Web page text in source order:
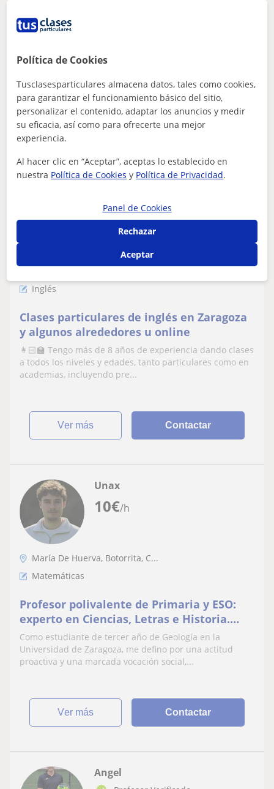
ofrece clases para cualquier rango de
clases dinámicas y eminentemente prácticas
ver más
★ 5,0 (3 valoraciones)
Inglés
Clases particulares de inglés en Zaragoza
y algunos alrededores u online
👩🏻‍🏫 Tengo más de 8 años de experiencia dando clases
a todos los niveles y edades, tanto particulares como en
academias, incluyendo pre...
ver más Contactar
10€/h
Unax
María De Huerva, Botorrita, C...
Matemáticas
Profesor polivalente de Primaria y ESO:
experto en Ciencias, Letras e Historia.
Metodología adaptable para asegurar el
éxito
Como estudiante de tercer año de Geología en la
Universidad de Zaragoza, me defino por una actitud
proactiva y una marcada vocación social,...
ver más Contactar
Angel
Política de Cookies
Tusclasesparticulares almacena datos, tales como cookies,
para garantizar el funcionamiento básico del sitio,
personalizar el contenido, adaptar los anuncios y medir
su eficacia, así como para ofrecerte una mejor
experiencia.
Al hacer clic en “Aceptar”, aceptas lo establecido en
nuestra Política de Cookies y Política de Privacidad.
Panel de Cookies
Rechazar
Aceptar